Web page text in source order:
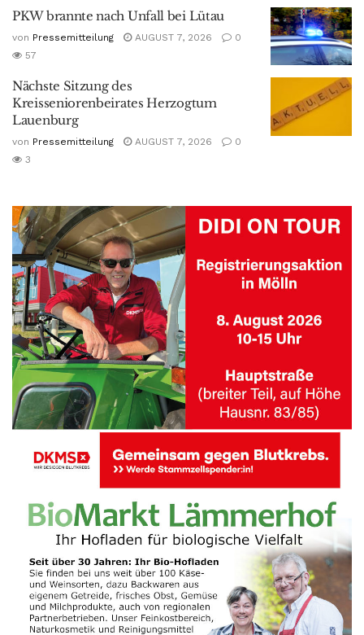
PKW brannte nach Unfall bei Lütau
von Pressemitteilung AUGUST 7, 2026
0
57
Nächste Sitzung des
Kreisseniorenbeirates Herzogtum
Lauenburg
von Pressemitteilung AUGUST 7, 2026
0
3